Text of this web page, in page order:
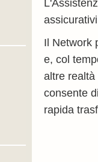
Il Network
e, col
altre
consente
rapida